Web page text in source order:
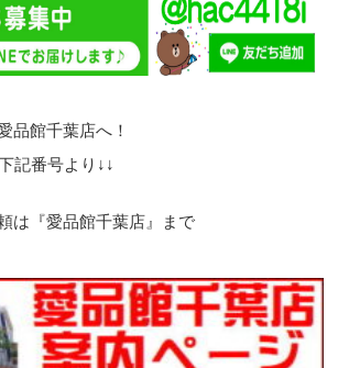
品館千葉店へ！
記番号より↓↓
は『愛品館千葉店』まで